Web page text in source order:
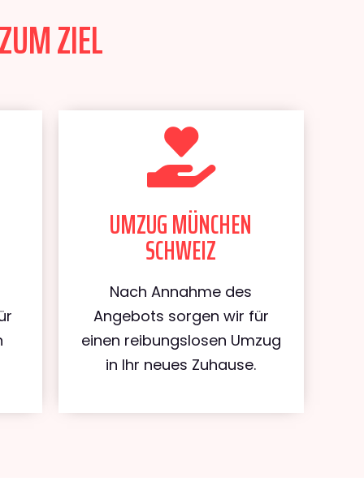
ZIEL
UMZUG MÜNCHEN
SCHWEIZ
Nach Annahme des
Angebots sorgen wir für
einen reibungslosen Umzug
in Ihr neues Zuhause.